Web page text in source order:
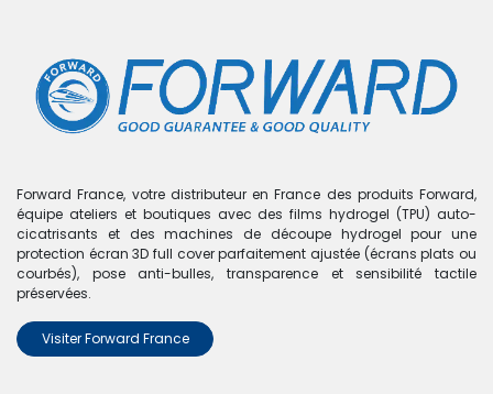
Boutique 0 articles trouvés.
Nous n'avons trouvé aucun
produit !
Aucun produit défini dans la catégorieMacBook Air
A1406
Forward France, votre distributeur en France des produits Forward,
équipe ateliers et boutiques avec des films hydrogel (TPU) auto-
cicatrisants et des machines de découpe hydrogel pour une
protection écran 3D full cover parfaitement ajustée (écrans plats ou
courbés), pose anti-bulles, transparence et sensibilité tactile
préservées.
Visiter Forward France